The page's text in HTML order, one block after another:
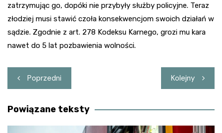
zatrzymując go, dopóki nie przybyły służby policyjne. Teraz
złodziej musi stawić czoła konsekwencjom swoich działań w
sądzie. Zgodnie z art. 278 Kodeksu Karnego, grozi mu kara
nawet do 5 lat pozbawienia wolności.
Nawigacja
wpisu
Poprzedni Kolejny
Powiązane teksty